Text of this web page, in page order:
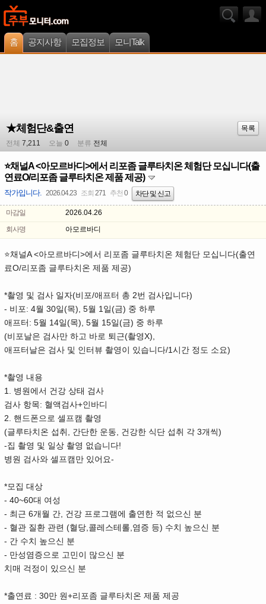
홈 공지사항 모집정보 모니Talk
★체험단&출연
목록
전체 7,211 오늘 0 분류 전체
⭐채널A <아모르바디>에서 리포좀 글루타치온 체험단 모십니다(출
연료O/리포좀 글루타치온 제품 제공)
작가입니다. 2026.04.23 조회 271 추천 0 차단 및 신고
마감일
2026.04.26
회사명
아모르바디
⭐채널A <아모르바디 >에서 리포좀 글루타치온 체험단 모십니다(출연
료O/리포좀 글루타치온 제품 제공)
*촬영 및 검사 일자(비포/애프터 총 2번 검사입니다)
- 비포: 4월 30일(목), 5월 1일(금) 중 하루
애프터 : 5월 14일(목), 5월 15일(금) 중 하루
(비포날은 검사만 하고 바로 퇴근(촬영X),
애프터날은 검사 및 인터뷰 촬영이 있습니다/1시간 정도 소요)
*촬영 내용
1. 병원에서 건강 상태 검사
검사 항목: 혈액검사+인바디
2. 핸드폰으로 셀프캠 촬영
(글루타치온 섭취 , 간단한 운동, 건강한 식단 섭취 각 3개씩)
-집 촬영 및 일상 촬영 없습니다!
병원 검사와 셀프캠만 있어요-
*모집 대상
- 40~60대 여성
- 최근 6개월 간, 건강 프로그램에 출연한 적 없으신 분
- 혈관 질환 관련 (혈당,콜레스테롤,염증 등) 수치 높으신 분
- 간 수치 높으신 분
- 만성염증으로 고민이 많으신 분
치매 걱정이 있으신 분
*출연료 : 30만 원+리포좀 글루타치온 제품 제공